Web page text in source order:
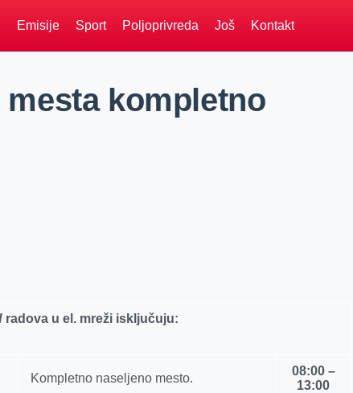
Emisije Sport Poljoprivreda Još Kontakt
kompletno
radova u el. mreži isključuju:
Kompletno naseljeno mesto.
08:00 –
13:00